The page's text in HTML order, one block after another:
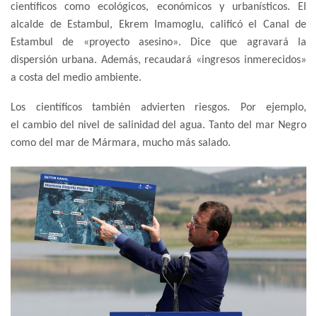
científicos como ecológicos, económicos y urbanísticos. El
alcalde de Estambul, Ekrem Imamoglu, calificó el Canal de
Estambul de «proyecto asesino». Dice que agravará la
dispersión urbana. Además, recaudará «ingresos inmerecidos»
a costa del medio ambiente.
Los científicos también advierten riesgos. Por ejemplo,
el cambio del nivel de salinidad del agua. Tanto del mar Negro
como del mar de Mármara, mucho más salado.